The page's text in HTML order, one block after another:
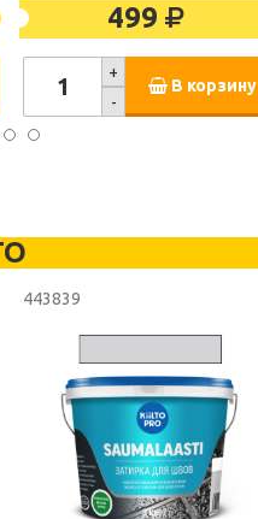
499
+
-
В корзину
443839